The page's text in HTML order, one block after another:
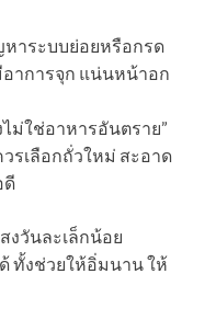
าระบบย่อยหรือกรด
าการจุก แน่นหน้าอก
ม่ใช่อาหารอันตราย”
รเลือกถั่วใหม่ สะอาด
ดี
งวันละเล็กน้อย
ทั้งช่วยให้อิ่มนาน ให้